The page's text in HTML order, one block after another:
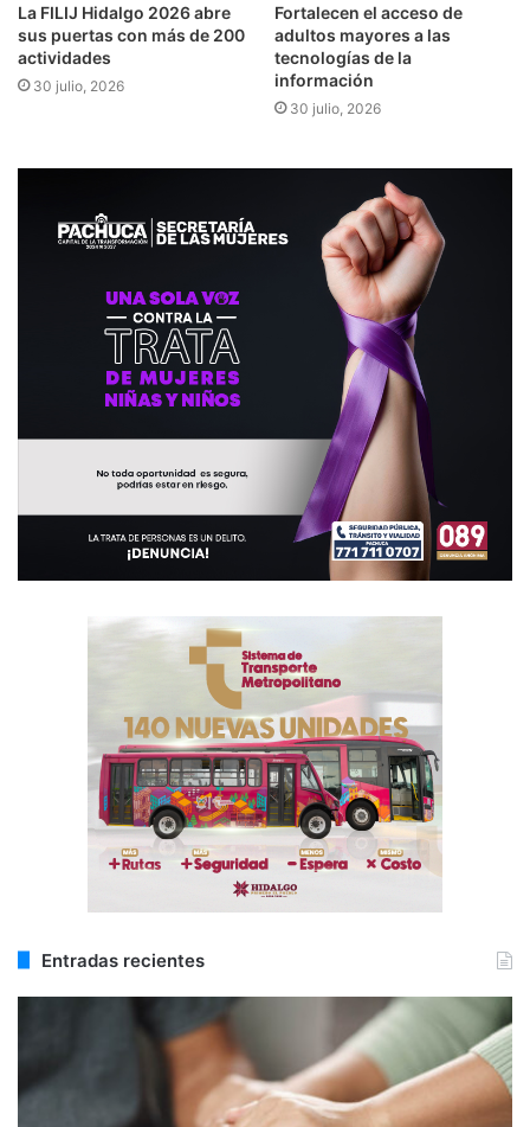
​​La FILIJ Hidalgo 2026 abre
sus puertas con más de 200
actividades
30 julio, 2026
Fortalecen el acceso de
adultos mayores a las
tecnologías de la
información
30 julio, 2026
Entradas recientes